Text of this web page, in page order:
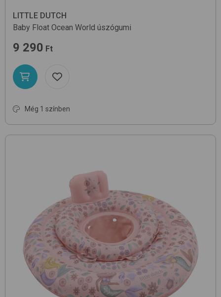
LITTLE DUTCH
Baby Float Ocean World úszógumi
9 290 Ft
Még 1 színben